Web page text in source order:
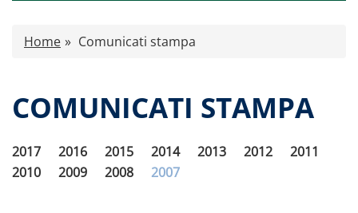
Caratteristiche
Dati storici performance
Documenti di offerta
Relazioni di gestione e Resoconti intermedi
Home Comunicati stampa
COMUNICATI STAMPA
2017 2016 2015 2014 2013 2012
2011
2010
2009 2008 2007